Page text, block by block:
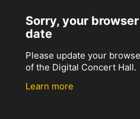
Sorry, your
date
Please update your
of the Digital Concert Hall.
Learn more